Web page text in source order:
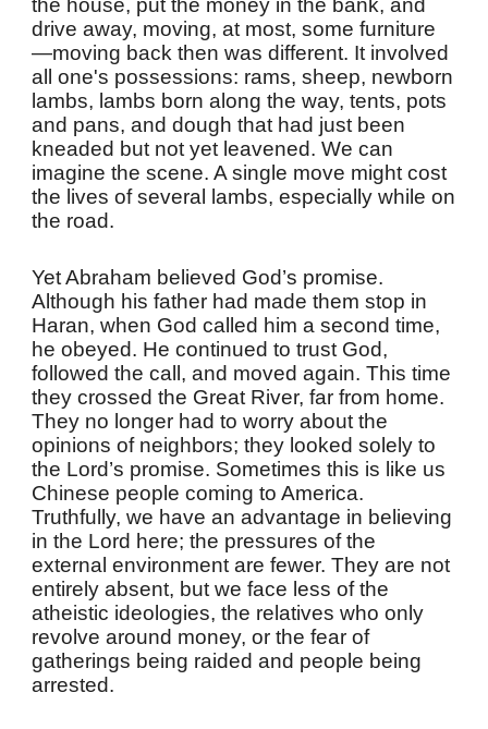
the house, put the money in the bank, and
drive away, moving, at most, some furniture
—moving back then was different. It involved
all one's possessions: rams, sheep, newborn
lambs, lambs born along the way, tents, pots
and pans, and dough that had just been
kneaded but not yet leavened. We can
imagine the scene. A single move might cost
the lives of several lambs, especially while on
the road.
Yet Abraham believed God’s promise.
Although his father had made them stop in
Haran, when God called him a second time,
he obeyed. He continued to trust God,
followed the call, and moved again. This time
they crossed the Great River, far from home.
They no longer had to worry about the
opinions of neighbors; they looked solely to
the Lord’s promise. Sometimes this is like us
Chinese people coming to America.
Truthfully, we have an advantage in believing
in the Lord here; the pressures of the
external environment are fewer. They are not
entirely absent, but we face less of the
atheistic ideologies, the relatives who only
revolve around money, or the fear of
gatherings being raided and people being
arrested.